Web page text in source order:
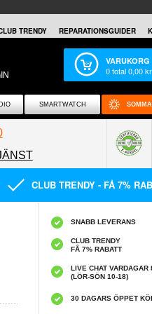
TRENDY REPARATIONSGUIDER
VARUKORG
0total0,00kr
SMARTWATCH
CLUB TRENDY - FÅ 7%
SNABB LEVERANS
CLUB TRENDY
FÅ 7% RABATT
LIVE CHAT VARDAGAR
(LÖR-SÖN 10-18)
30 DAGARS ÖPPET